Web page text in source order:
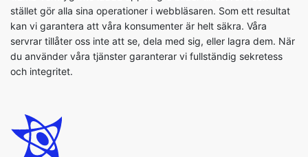
du använder våra tjänster garanterar vi fullständig sekretess
och integritet.
Flexibilitet